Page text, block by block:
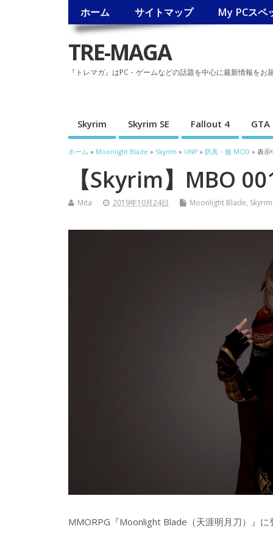
ホーム サイトマップ My PCスペ
TRE-MAGA
『トレマガ』はPC・ゲームなどの話題を中心に最新情報をお
Skyrim Skyrim SE Fallout 4 GTA
ホーム » Moonlight Blade » Skyrim » UNP » 防具・服 MOD » 表示
【Skyrim】MBO
Mita 2019年10月24日 Moonlight Blade, Skyrim
MMORPG『Moonlight Blade（天涯明月刀）』